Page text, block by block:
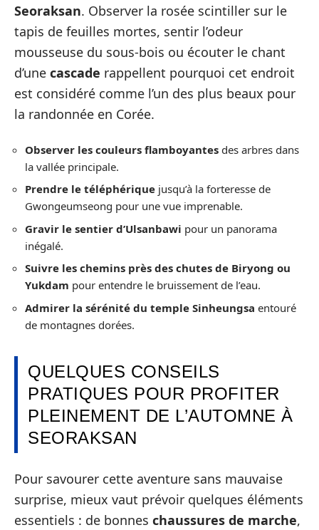
Seoraksan. Observer la rosée scintiller sur le
tapis de feuilles mortes, sentir l’odeur
mousseuse du sous-bois ou écouter le chant
d’une cascade rappellent pourquoi cet endroit
est considéré comme l’un des plus beaux pour
la randonnée en Corée.
Observer les couleurs flamboyantes des arbres dans
la vallée principale.
Prendre le téléphérique jusqu’à la forteresse de
Gwongeumseong pour une vue imprenable.
Gravir le sentier d’Ulsanbawi pour un panorama
inégalé.
Suivre les chemins près des chutes de Biryong ou
Yukdam pour entendre le bruissement de l’eau.
Admirer la sérénité du temple Sinheungsa entouré
de montagnes dorées.
QUELQUES CONSEILS
PRATIQUES POUR PROFITER
PLEINEMENT DE L’AUTOMNE À
SEORAKSAN
Pour savourer cette aventure sans mauvaise
surprise, mieux vaut prévoir quelques éléments
essentiels : de bonnes chaussures de marche,